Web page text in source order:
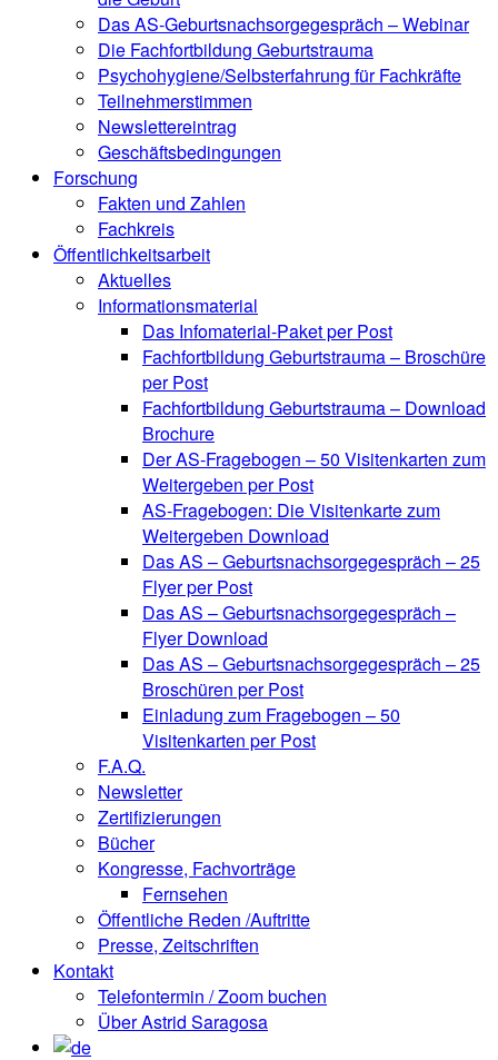
Das AS-Geburtsnachsorgegespräch – Webinar
Die Fachfortbildung Geburtstrauma
Psychohygiene/Selbsterfahrung für Fachkräfte
Teilnehmerstimmen
Newslettereintrag
Geschäftsbedingungen
Forschung
Fakten und Zahlen
Fachkreis
Öffentlichkeitsarbeit
Aktuelles
Informationsmaterial
Das Infomaterial-Paket per Post
Fachfortbildung Geburtstrauma – Broschüre
per Post
Fachfortbildung Geburtstrauma – Download
Brochure
Der AS-Fragebogen – 50 Visitenkarten zum
Weitergeben per Post
AS-Fragebogen: Die Visitenkarte zum
Weitergeben Download
Das AS – Geburtsnachsorgegespräch – 25
Flyer per Post
Das AS – Geburtsnachsorgegespräch –
Flyer Download
Das AS – Geburtsnachsorgegespräch – 25
Broschüren per Post
Einladung zum Fragebogen – 50
Visitenkarten per Post
F.A.Q.
Newsletter
Zertifizierungen
Bücher
Kongresse, Fachvorträge
Fernsehen
Öffentliche Reden /Auftritte
Presse, Zeitschriften
Kontakt
Telefontermin / Zoom buchen
Über Astrid Saragosa